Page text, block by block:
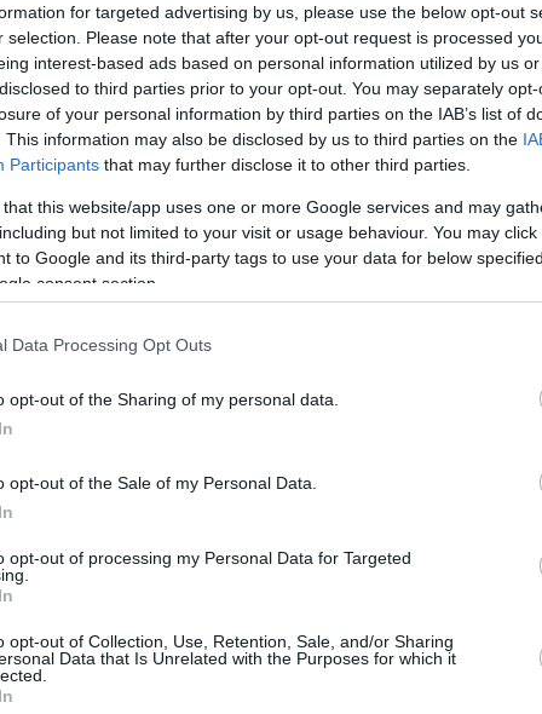
for targeted advertising by us, please use the below opt-out
selection. Please note that after your opt-out request is processed
interest-based ads based on personal information utilized by us
to third parties prior to your opt-out. You may separately
of your personal information by third parties on the IAB’s list of
This information may also be disclosed by us to third parties on the
Participants that may further disclose it to other third parties.
that this website/app uses one or more Google services and may
but not limited to your visit or usage behaviour. You may
to Google and its third-party tags to use your data for below
consent section.
Data Processing Opt Outs
opt-out of the Sharing of my personal data.
opt-out of the Sale of my Personal Data.
opt-out of processing my Personal Data for Targeted
opt-out of Collection, Use, Retention, Sale, and/or Sharing
Data that Is Unrelated with the Purposes for which it
των συνθηκών της αγοράς, θα
η διάθεση ομολογιών υψηλής εξοφλητικής
χωρίς εξασφαλίσεις, με πενταετή διάρκεια
συνολικής ονομαστικής αξίας έως
ότι η Έκδοση θα πραγματοποιηθεί ή, εφόσον
ως προς τους τελικούς όρους, το μέγεθος
της.
να χρησιμοποιήσει τα κεφάλαια που
την Έκδοση, μαζί με υφιστάμενα ταμειακά
την αποπληρωμή του συνόλου των
και λήξη το 2026 (οι «Υφιστάμενες
συμπεριλαμβανομένης της καταβολής των
και μη καταβληθέντων τόκων, καθώς και
των προμηθειών και εξόδων της Έκδοσης.
θα διατεθούν σε υπεράκτιες συναλλαγές